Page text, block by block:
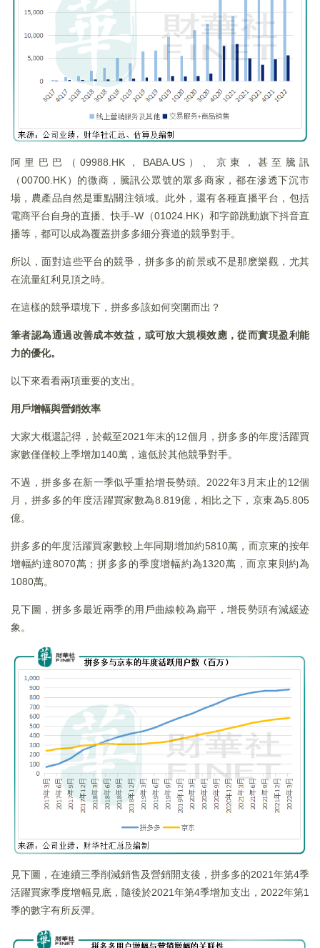
阿里巴巴（09988.HK，BABA.US）、京東，甚至騰訊
（00700.HK）的微商，騰訊公眾號的眾多商家，都在滲透下沉市
場，農產品自然是重點關注領域。此外，還有各種直播平台，包括
電商平台自身的直播、快手-W（01024.HK）和字節跳動旗下抖音直
播等，都可以成為覆蓋拼多多細分賽道的競爭對手。
所以，面對這些平台的競爭，拼多多的前景或不是那麽樂觀，尤其
在流量紅利見頂之時。
在這樣的競爭環境下，拼多多該如何突圍而出？
筆者認為通過改善成本效益，或可放大規模效應，從而實現盈利能
力的優化。
以下來看看兩項重要的支出。
用戶增幅與營銷效率
大家大概還記得，於截至2021年末的12個月，拼多多的年度活躍買
家數僅僅較上季增加140萬，遠低於其他競爭對手。
不過，拼多多在新一季似乎重拾增長勢頭。2022年3月末止的12個
月，拼多多的年度活躍買家數為8.819億，相比之下，京東為5.805
億。
拼多多的年度活躍買家數較上年同期增加約5810萬，而京東的按年
增幅約達8070萬；拼多多的季度增幅約為1320萬，而京東則約為
1080萬。
見下圖，拼多多最近兩季的用戶曲線較為扁平，增長勢頭有減緩迹
象。
見下圖，在連續三季削減銷售及營銷開支後，拼多多的2021年第4季
活躍買家季度增幅見底，隨後於2021年第4季增加支出，2022年第1
季的數字有所反彈。